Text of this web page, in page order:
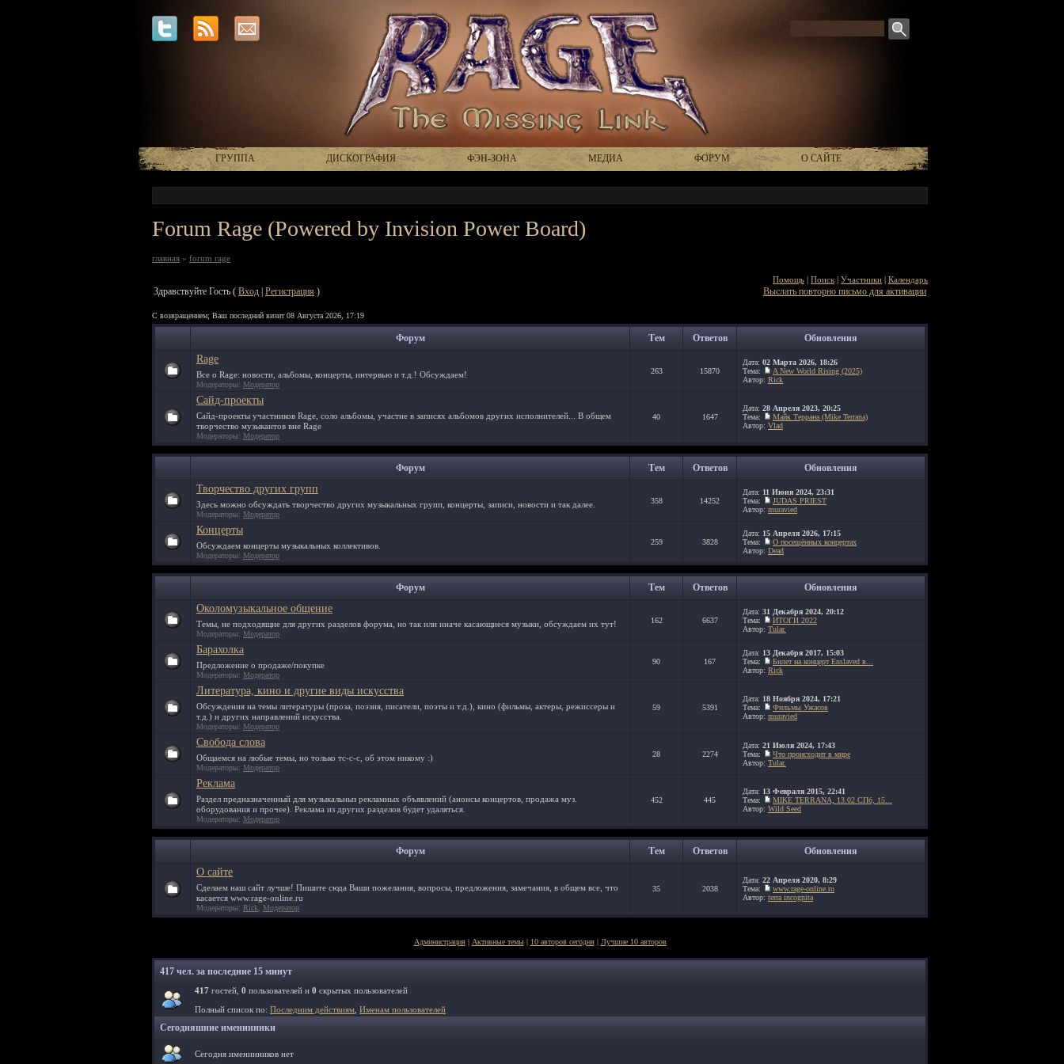
ГРУППА ДИСКОГРАФИЯ ФЭН-ЗОНА МЕДИА ФОРУМ О САЙТЕ
Forum Rage (Powered by Invision Power Board)
главная » forum rage
Помощь | Поиск | Участники | Календарь
Здравствуйте Гость ( Вход Регистрация ) Выслать повторно письмо для активации
С возвращением; Ваш последний визит 08 Августа 2026, 17:19
Форум Тем Ответов Обновления
Rage
Все о Rage: новости, альбомы, концерты, интервью и т.д.! Обсуждаем!
Модераторы: Модератор
263 15870
Дата: 02 Марта 2026, 18:26
Тема:
A New World Rising (2025)
Автор: Rick
Сайд-проекты
Сайд-проекты участников Rage, соло альбомы, участие в записях альбомов других исполнителей... В общем
творчество музыкантов вне Rage
Модераторы: Модератор
40 1647
Дата: 28 Апреля 2023, 20:25
Тема:
Майк Террана (Mike Terrana)
Автор: Vlad
Форум Тем Ответов Обновления
Творчество других групп
Здесь можно обсуждать творчество других музыкальных групп, концерты, записи, новости и так далее.
Модераторы: Модератор
358 14252
Дата: 11 Июня 2024, 23:31
Тема:
JUDAS PRIEST
Автор: muravied
Концерты
Обсуждаем концерты музыкальных коллективов.
Модераторы: Модератор
259 3828
Дата: 15 Апреля 2026, 17:15
Тема:
О посещённых концертах
Автор: Dead
Форум Тем Ответов Обновления
Околомузыкальное общение
Темы, не подходящие для других разделов форума, но так или иначе касающиеся музыки, обсуждаем их тут!
Модераторы: Модератор
162 6637
Дата: 31 Декабря 2024, 20:12
Тема:
ИТОГИ 2022
Автор: Tular.
Барахолка
Предложение о продаже/покупке
Модераторы: Модератор
90 167
Дата: 13 Декабря 2017, 15:03
Тема:
Билет на концерт Enslaved в...
Автор: Rick
Литература, кино и другие виды искусства
Обсуждения на темы литературы (проза, поэзия, писатели, поэты и т.д.), кино (фильмы, актеры, режиссеры и
т.д.) и других направлений искусства.
Модераторы: Модератор
59 5391
Дата: 18 Ноября 2024, 17:21
Тема:
Фильмы Ужасов
Автор: muravied
Свобода слова
Общаемся на любые темы, но только тс-с-с, об этом никому :)
Модераторы: Модератор
28 2274
Дата: 21 Июля 2024, 17:43
Тема:
Что происходит в мире
Автор: Tular.
Реклама
Раздел предназначенный для музыкальныз рекламных объявлений (анонсы концертов, продажа муз.
оборудования и прочее). Реклама из других разделов будет удаляться.
Модераторы: Модератор
452 445
Дата: 13 Февраля 2015, 22:41
Тема:
MIKE TERRANA, 13.02 СПб, 15...
Автор: Wild Seed
Форум Тем Ответов Обновления
О сайте
Сделаем наш сайт лучше! Пишите сюда Ваши пожелания, вопросы, предложения, замечания, в общем все, что
касается www.rage-online.ru
Модераторы: Rick Модератор
35 2038
Дата: 22 Апреля 2020, 8:29
Тема:
www.rage-online.ru
Автор: terra incognita
Администрация| Активные темы| 10 авторов сегодня| Лучшие 10 авторов
417 чел. за последние 15 минут
417 гостей, 0 пользователей и 0 скрытых пользователей
Полный список по: Последним действиям Именам пользователей
Сегодняшние именинники
Сегодня именинников нет